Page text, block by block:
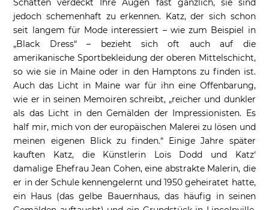
Schatten verdeckt Ihre Augen fast gänzlich, sie sind
jedoch schemenhaft zu erkennen. Katz, der sich schon
seit langem für Mode interessiert – wie zum Beispiel in
„Black Dress“ – bezieht sich oft auch auf die
amerikanische Sportbekleidung der oberen Mittelschicht,
so wie sie in Maine oder in den Hamptons zu finden ist.
Auch das Licht in Maine war für ihn eine Offenbarung,
wie er in seinen Memoiren schreibt, „reicher und dunkler
als das Licht in den Gemälden der Impressionisten. Es
half mir, mich von der europäischen Malerei zu lösen und
meinen eigenen Blick zu finden.“ Einige Jahre später
kauften Katz, die Künstlerin Lois Dodd und Katz‘
damalige Ehefrau Jean Cohen, eine abstrakte Malerin, die
er in der Schule kennengelernt und 1950 geheiratet hatte,
ein Haus (das gelbe Bauernhaus, das häufig in seinen